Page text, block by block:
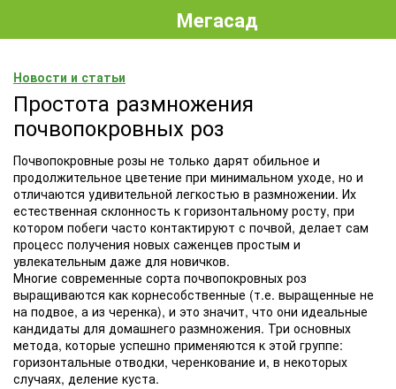
Мегасад
Новости и статьи
Простота размножения
почвопокровных роз
Почвопокровные розы не только дарят обильное и
продолжительное цветение при минимальном уходе, но и
отличаются удивительной легкостью в размножении. Их
естественная склонность к горизонтальному росту, при
котором побеги часто контактируют с почвой, делает сам
процесс получения новых саженцев простым и
увлекательным даже для новичков.
Многие современные сорта почвопокровных роз
выращиваются как корнесобственные (т.е. выращенные не
на подвое, а из черенка), и это значит, что они идеальные
кандидаты для домашнего размножения. Три основных
метода, которые успешно применяются к этой группе:
горизонтальные отводки, черенкование и, в некоторых
случаях, деление куста.